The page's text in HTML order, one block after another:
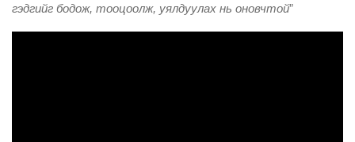
гэдгийг бодож, тооцоолж, уялдуулах нь оновчтой”